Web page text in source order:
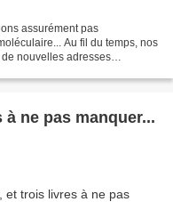
assurément pas
Au fil du temps, nos
nouvelles adresses
ne pas manquer...